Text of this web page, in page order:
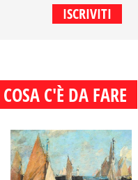
COSA C'È DA FARE